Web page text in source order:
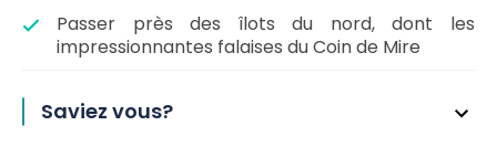
Passer près des îlots du nord, dont les
impressionnantes falaises du Coin de Mire
Saviez vous?